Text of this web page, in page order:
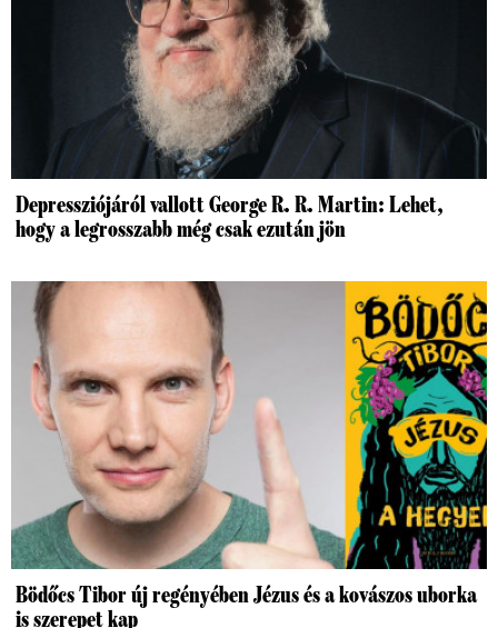
Depressziójáról vallott George R. R. Martin: Lehet,
hogy a legrosszabb még csak ezután jön
Bödőcs Tibor új regényében Jézus és a kovászos uborka
is szerepet kap